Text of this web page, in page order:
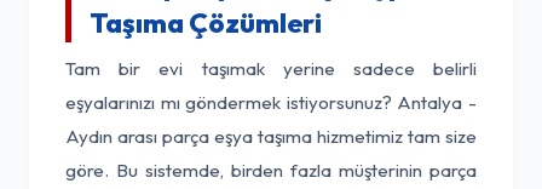
Taşıma Çözümleri
Tam bir evi taşımak yerine sadece belirli
eşyalarınızı mı göndermek istiyorsunuz? Antalya -
Aydın arası parça eşya taşıma hizmetimiz tam size
göre. Bu sistemde, birden fazla müşterinin parça